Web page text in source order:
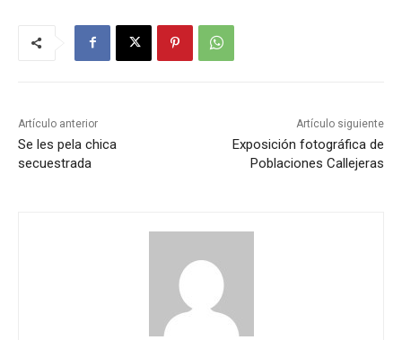
Artículo anterior
Se les pela chica
secuestrada
Artículo siguiente
Exposición fotográfica de
Poblaciones Callejeras